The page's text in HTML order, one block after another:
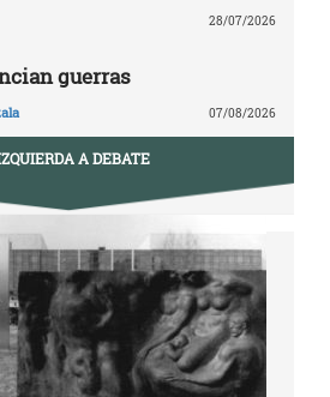
28/07/2026
guerras
07/08/2026
A DEBATE